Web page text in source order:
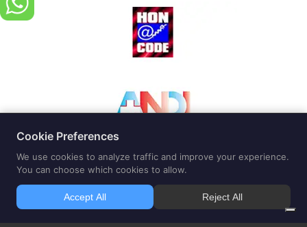
Centro Medico Odontoiatrico Amato SRL | idealsmile® clinic | via Roma
73 Borgoricco 35010 (Padova) | Telefono 335 7942995
04908300280 Direttore Sanitario dott. Aldo Amato medico chirurgo e
odontoiatra Copyright CENTRO MEDICO ODONTOIATRICO DOTT. ALDO
AMATO 2015 – Note Legali Condizioni di Utilizzo–Adesione
HoncodeLe informazioni fornite da questo sito intendono supportare,
e non sostituire, la relazione tra il paziente/visitatore del sito e il suo